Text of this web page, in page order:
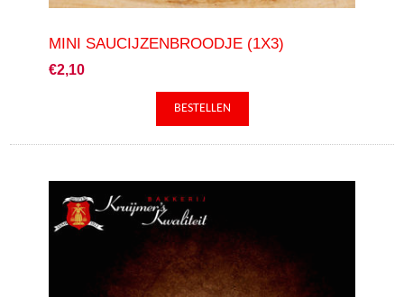
MINI SAUCIJZENBROODJE (1X3)
€2,10